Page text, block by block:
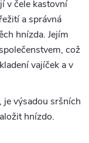
v čele kastovní
a správná
hnízda. Jejím
což
vajíček a v
výsadou sršních
hnízdo.